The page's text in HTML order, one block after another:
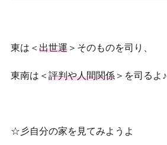
東は＜ 出世運 ＞そのものを司り、
東南は＜ 評判や人間関係 ＞を司るよ♪
☆彡自分の家を見てみようよ